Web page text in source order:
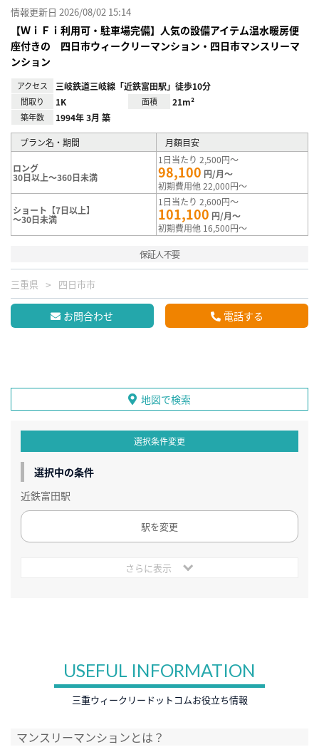
情報更新日 2026/08/02 15:14
【ＷｉＦｉ利用可・駐車場完備】人気の設備アイテム温水暖房便
座付きの 四日市ウィークリーマンション・四日市マンスリーマ
ンション
アクセス 三岐鉄道三岐線「近鉄富田駅」徒歩10分
間取り 1K 面積 21m²
築年数 1994年 3月 築
プラン名・期間 月額目安
ロング
30日以上～360日未満
1日当たり 2,500円～
98,100 円/月～
初期費用他 22,000円～
ショート【7日以上】
～30日未満
1日当たり 2,600円～
101,100 円/月～
初期費用他 16,500円～
保証人不要
三重県 四日市市
お問合わせ 電話する
地図で検索
選択条件変更
選択中の条件
近鉄富田駅
駅を変更
さらに表示
USEFUL INFORMATION
三重ウィークリードットコムお役立ち情報
マンスリーマンションとは？